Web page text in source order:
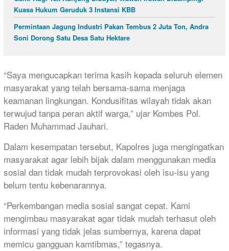
Kuasa Hukum Geruduk 3 Instansi KBB
Permintaan Jagung Industri Pakan Tembus 2 Juta Ton, Andra
Soni Dorong Satu Desa Satu Hektare
“Saya mengucapkan terima kasih kepada seluruh elemen
masyarakat yang telah bersama-sama menjaga
keamanan lingkungan. Kondusifitas wilayah tidak akan
terwujud tanpa peran aktif warga,” ujar Kombes Pol.
Raden Muhammad Jauhari.
Dalam kesempatan tersebut, Kapolres juga mengingatkan
masyarakat agar lebih bijak dalam menggunakan media
sosial dan tidak mudah terprovokasi oleh isu-isu yang
belum tentu kebenarannya.
“Perkembangan media sosial sangat cepat. Kami
mengimbau masyarakat agar tidak mudah terhasut oleh
informasi yang tidak jelas sumbernya, karena dapat
memicu gangguan kamtibmas,” tegasnya.